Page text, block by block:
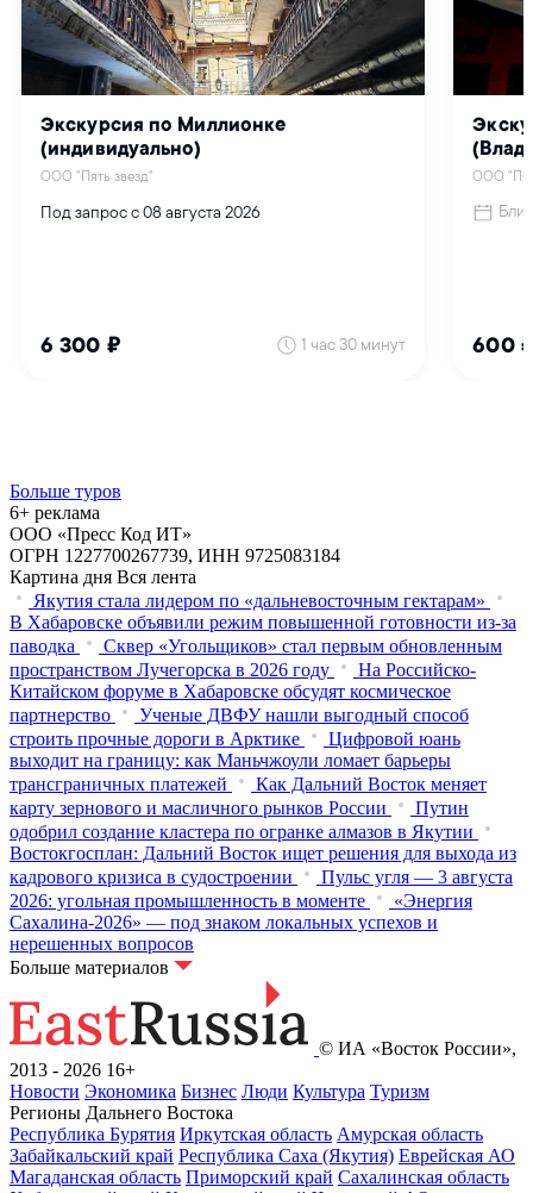
Больше туров
6+ реклама
ООО «Пресс Код ИТ»
ОГРН 1227700267739, ИНН 9725083184
Картина дня Вся лента
Якутия стала лидером по «дальневосточным гектарам»
В Хабаровске объявили режим повышенной готовности из‑за
паводка
Сквер «Угольщиков» стал первым обновленным
пространством Лучегорска в 2026 году
На Российско-
Китайском форуме в Хабаровске обсудят космическое
партнерство
Ученые ДВФУ нашли выгодный способ
строить прочные дороги в Арктике
Цифровой юань
выходит на границу: как Маньчжоули ломает барьеры
трансграничных платежей
Как Дальний Восток меняет
карту зернового и масличного рынков России
Путин
одобрил создание кластера по огранке алмазов в Якутии
Востокгосплан: Дальний Восток ищет решения для выхода из
кадрового кризиса в судостроении
Пульс угля — 3 августа
2026: угольная промышленность в моменте
«Энергия
Сахалина-2026» — под знаком локальных успехов и
нерешенных вопросов
Больше материалов
© ИА «Восток России»,
2013 - 2026 16+
Новости Экономика Бизнес Люди Культура Туризм
Регионы Дальнего Востока
Республика Бурятия Иркутская область Амурская область
Забайкальский край Республика Саха (Якутия) Еврейская АО
Магаданская область Приморский край Сахалинская область